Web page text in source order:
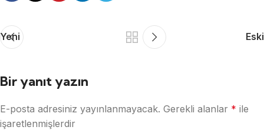
Yeni Eski
Bir yanıt yazın
E-posta adresiniz yayınlanmayacak. Gerekli alanlar * ile
işaretlenmişlerdir